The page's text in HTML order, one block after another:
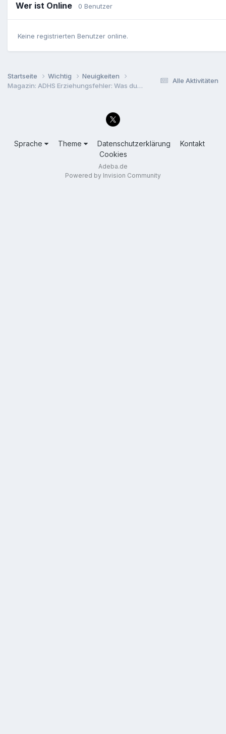
Wer ist Online 0 Benutzer
Keine registrierten Benutzer online.
Alle Aktivitäten
Startseite Wichtig
Neuigkeiten
Magazin: ADHS Erziehungsfehler: Was du vermeiden solltest
Sprache Theme Datenschutzerklärung
Kontakt
Cookies
Adeba.de
Powered by Invision Community